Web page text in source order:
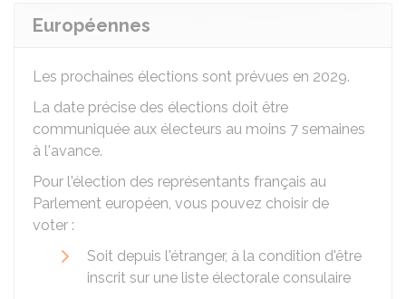
Européennes
Les prochaines élections sont prévues en 2029.
La date précise des élections doit être
communiquée aux électeurs au moins 7 semaines
à l'avance.
Pour l'élection des représentants français au
Parlement européen, vous pouvez choisir de
voter :
Soit depuis l'étranger, à la condition d'être
inscrit sur une liste électorale consulaire